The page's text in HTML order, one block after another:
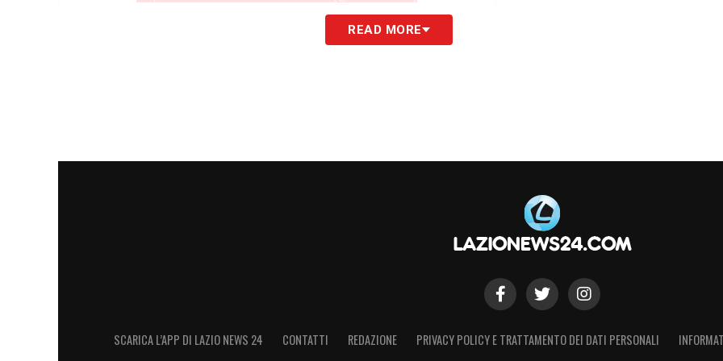
Per me è qualcosa di speciale fare uno step all’estero per la prima
READ MORE
SCARICA L’APP DI LAZIO NEWS 24 CONTATTI REDAZIONE PRIVACY POLICY E TRATTAMENTO DEI DATI PERSONALI